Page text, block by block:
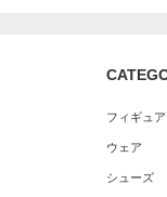
フィギュ
ウェア
シューズ